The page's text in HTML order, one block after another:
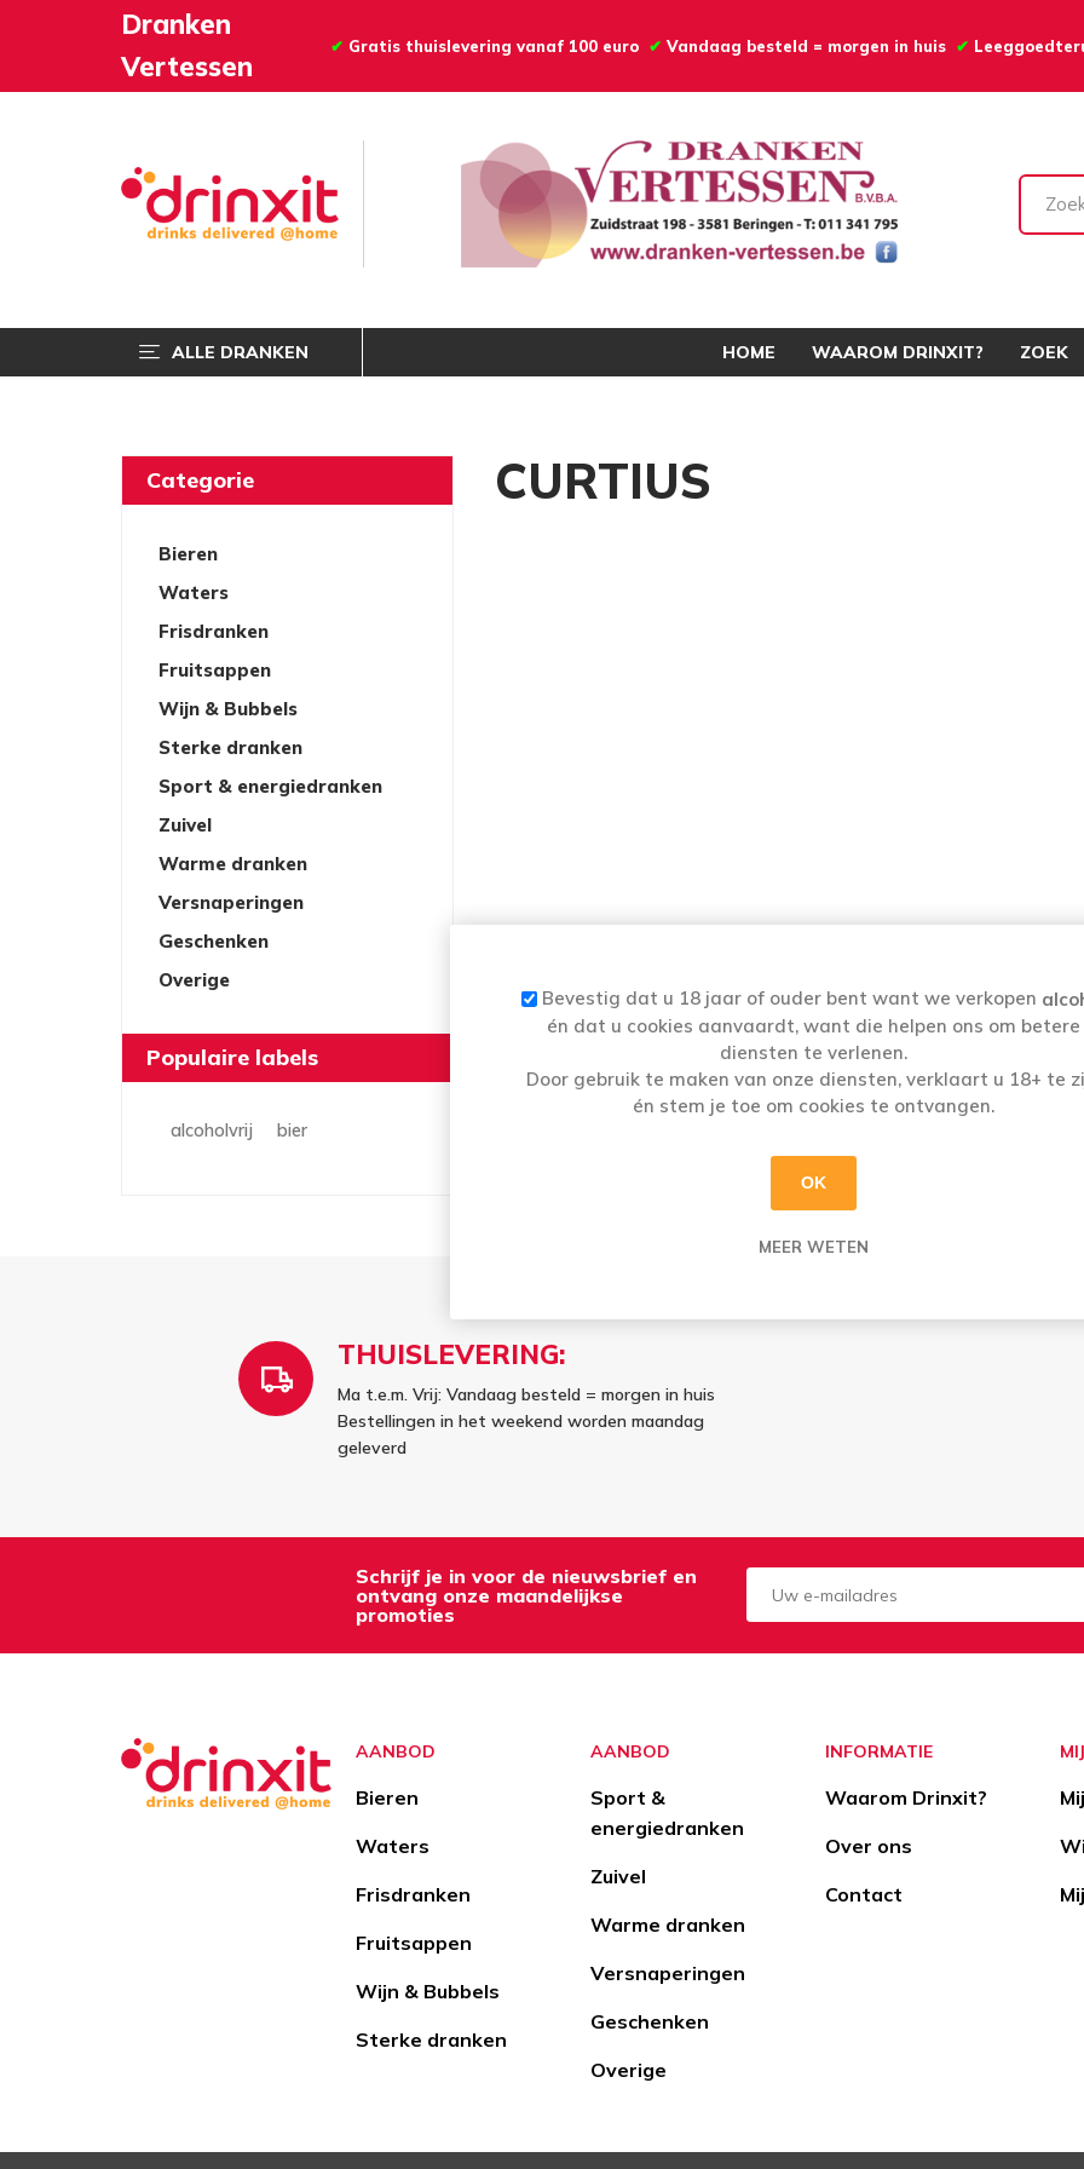
Dranken
Vertessen
✔ Gratis thuislevering vanaf 100 euro ✔ Vandaag besteld = morgen in huis ✔
ALLE DRANKEN HOME WAAROM DRINXIT? ZOEK
Categorie
Bieren
Waters
Frisdranken
Fruitsappen
Wijn & Bubbels
Sterke dranken
Sport & energiedranken
Zuivel
Warme dranken
Versnaperingen
Geschenken
Overige
Populaire labels
alcoholvrij bier
CURTIUS
THUISLEVERING:
Ma t.e.m. Vrij: Vandaag besteld = morgen in huis
Bestellingen in het weekend worden maandag
geleverd
Schrijf je in voor de nieuwsbrief en
ontvang onze maandelijkse
promoties
AANBOD
Bieren
Waters
Frisdranken
Fruitsappen
Wijn & Bubbels
Sterke dranken
AANBOD
Sport &
energiedranken
Zuivel
Warme dranken
Versnaperingen
Geschenken
Overige
INFORMATIE
Waarom Drinxit?
Over ons
Contact
Bevestig dat u 18 jaar of ouder bent want we verkopen
én dat u cookies aanvaardt, want die helpen ons om betere
diensten te verlenen.
Door gebruik te maken van onze diensten, verklaart u 18+ te
én stem je toe om cookies te ontvangen.
OK
MEER WETEN